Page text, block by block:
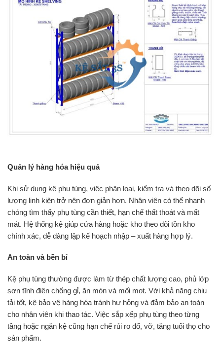
Quản lý hàng hóa hiệu quả
Khi sử dụng kệ phụ tùng, việc phân loại, kiểm tra và theo dõi số
lượng linh kiện trở nên đơn giản hơn. Nhân viên có thể nhanh
chóng tìm thấy phụ tùng cần thiết, hạn chế thất thoát và mất
mát. Hệ thống kệ giúp cửa hàng hoặc kho theo dõi tồn kho
chính xác, dễ dàng lập kế hoạch nhập – xuất hàng hợp lý.
An toàn và bền bỉ
Kệ phụ tùng thường được làm từ thép chất lượng cao, phủ lớp
sơn tĩnh điện chống gỉ, ăn mòn và mối mọt. Với khả năng chịu
tải tốt, kệ bảo vệ hàng hóa tránh hư hỏng và đảm bảo an toàn
cho nhân viên khi thao tác. Việc sắp xếp phụ tùng theo từng
tầng hoặc ngăn kệ cũng hạn chế rủi ro đổ, vỡ, tăng tuổi thọ cho
sản phẩm.